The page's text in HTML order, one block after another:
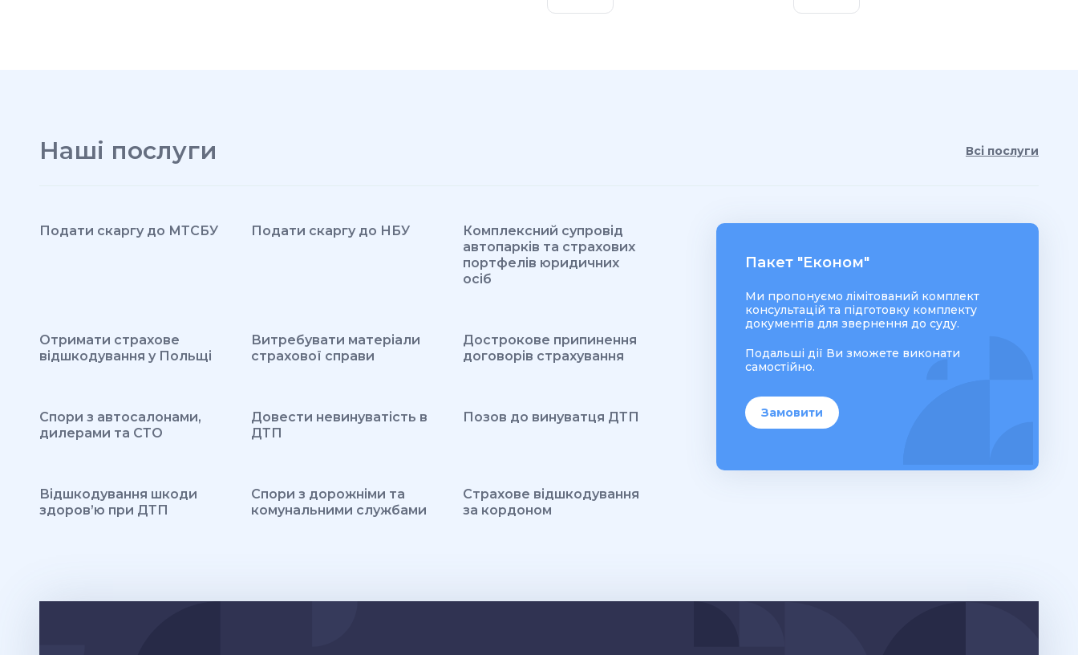
Наші послуги Всі послуги
Подати скаргу до МТСБУ Подати скаргу до НБУ
Комплексний супровід
автопарків та страхових
портфелів юридичних
осіб
Отримати страхове
відшкодування у Польщі
Витребувати матеріали
страхової справи
Дострокове припинення
договорів страхування
Спори з автосалонами,
дилерами та СТО
Довести невинуватість в
ДТП
Позов до винуватця ДТП
Відшкодування шкоди
здоров’ю при ДТП
Спори з дорожніми та
комунальними службами
Страхове відшкодування
за кордоном
Пакет "Економ"
Ми пропонуємо лімітований комплект
консультацій та підготовку комплекту
документів для звернення до суду.
Подальші дії Ви зможете виконати
самостійно.
Замовити